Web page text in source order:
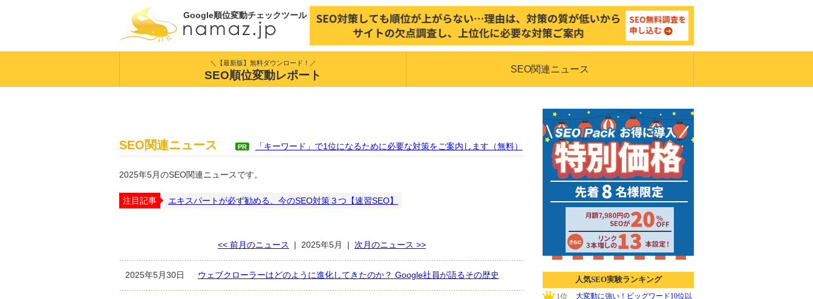
Google順位変動チェックツール
＼【最新版】無料ダウンロード！／
SEO順位変動レポート SEO関連ニュース
SEO関連ニュース PR 「キーワード」で1位になるために必要な対策をご案内します（無料）
2025年5月のSEO関連ニュースです。
注目記事 エキスパートが必ず勧める、今のSEO対策３つ【速習SEO】
<< 前月のニュース | 2025年5月 | 次月のニュース >>
2025年5月30日 ウェブクローラーはどのように進化してきたのか？ Google社員が語るその歴史